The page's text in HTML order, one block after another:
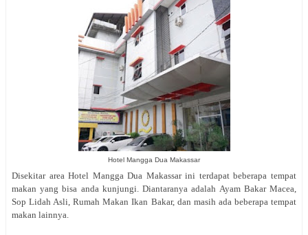
Hotel Mangga Dua Makassar
Disekitar area Hotel Mangga Dua Makassar ini terdapat beberapa tempat
makan yang bisa anda kunjungi. Diantaranya adalah Ayam Bakar Macea,
Sop Lidah Asli, Rumah Makan Ikan Bakar, dan masih ada beberapa tempat
makan lainnya.